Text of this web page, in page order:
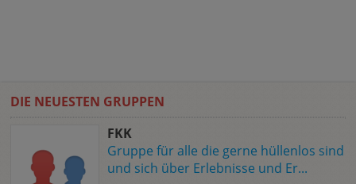
DIE NEUESTEN GRUPPEN
FKK
Gruppe für alle die gerne hüllenlos sind
und sich über Erlebnisse und Er...